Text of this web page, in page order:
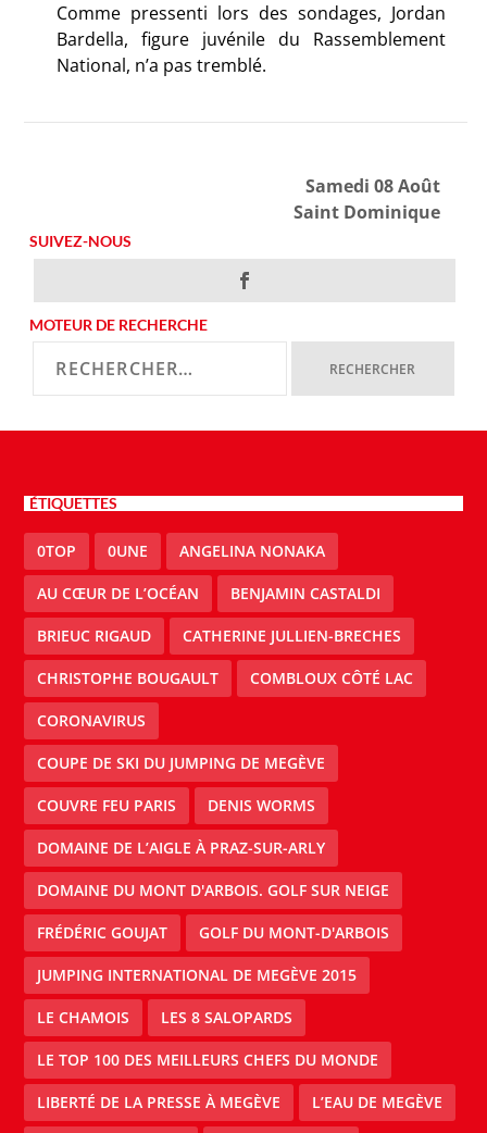
Comme pressenti lors des sondages, Jordan
Bardella, figure juvénile du Rassemblement
National, n’a pas tremblé.
Samedi 08 Août
Saint Dominique
SUIVEZ-NOUS
MOTEUR DE RECHERCHE
ÉTIQUETTES
0TOP 0UNE ANGELINA NONAKA
AU CŒUR DE L’OCÉAN BENJAMIN CASTALDI
BRIEUC RIGAUD CATHERINE JULLIEN-BRECHES
CHRISTOPHE BOUGAULT COMBLOUX CÔTÉ LAC
CORONAVIRUS
COUPE DE SKI DU JUMPING DE MEGÈVE
COUVRE FEU PARIS DENIS WORMS
DOMAINE DE L’AIGLE À PRAZ-SUR-ARLY
DOMAINE DU MONT D'ARBOIS. GOLF SUR NEIGE
FRÉDÉRIC GOUJAT GOLF DU MONT-D'ARBOIS
JUMPING INTERNATIONAL DE MEGÈVE 2015
LE CHAMOIS LES 8 SALOPARDS
LE TOP 100 DES MEILLEURS CHEFS DU MONDE
LIBERTÉ DE LA PRESSE À MEGÈVE L’EAU DE MEGÈVE